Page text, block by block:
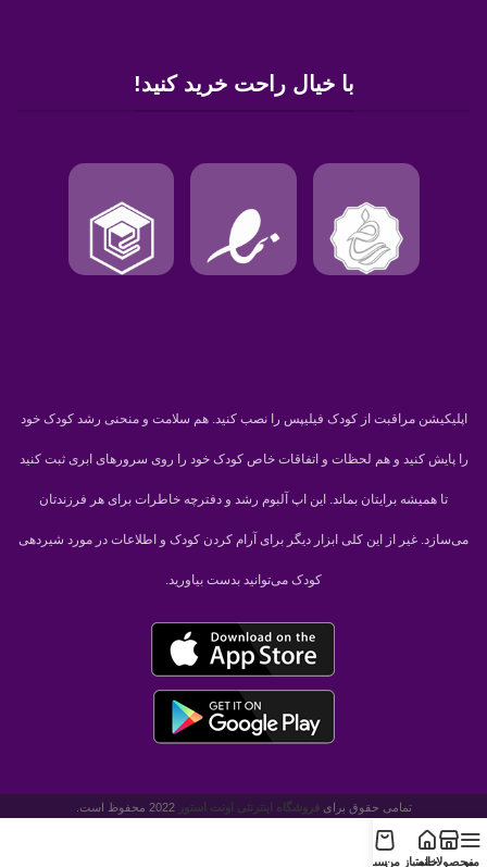
با خیال راحت خرید کنید!
اپلیکیشن مراقبت از کودک فیلیپس را نصب کنید. هم سلامت و منحنی رشد کودک خود
را پایش کنید و هم لحظات و اتفاقات خاص کودک خود را روی سرورهای ابری ثبت کنید
تا همیشه برایتان بماند. این اپ آلبوم رشد و دفترچه خاطرات برای هر فرزندتان
می‌سازد. غیر از این کلی ابزار دیگر برای آرام کردن کودک و اطلاعات در مورد شیردهی
کودک می‌توانید بدست بیاورید.
تمامی حقوق برایفروشگاه اينترنتی اونت استور 2022 محفوظ است.
منو
محصولات
خانهامتیاز منسبد